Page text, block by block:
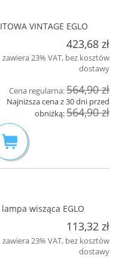
VINTAGE EGLO
423,68 zł
zawiera 23% VAT, bez kosztów
dostawy
Cena regularna:564,90 zł
Najniższa cena z 30 dni przed
obniżką:564,90 zł
wisząca EGLO
113,32 zł
zawiera 23% VAT, bez kosztów
dostawy